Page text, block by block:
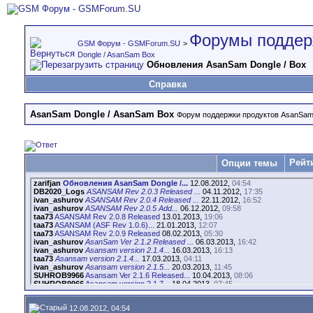
GSM Форум - GSMForum.SU > Форумы
Dongle / AsanSam Box
Обновления AsanSam Dongle / Box
Справка
AsanSam Dongle / AsanSam Box Форум поддержки продуктов
Опции темы
zarifjan Обновления AsanSam Dongle /... 12.08.2012, 04:54
DB2020_Logs ASANSAM Rev 2.0.3 Released ... 04.11.2012, 17:35
ivan_ashurov ASANSAM Rev 2.0.4 Released ... 22.11.2012, 16:52
ivan_ashurov ASANSAM Rev 2.0.5 Add... 06.12.2012, 09:58
taa73ASANSAM Rev 2.0.8 Released 13.01.2013, 19:06
taa73ASANSAM (ASF Rev 1.0.6)... 21.01.2013, 12:07
taa73ASANSAM Rev 2.0.9 Released 08.02.2013, 05:30
ivan_ashurov AsanSam Ver 2.1.2 Released ... 06.03.2013, 16:42
ivan_ashurov Asansam version 2.1.4... 16.03.2013, 16:13
taa73 Asansam version 2.1.4... 17.03.2013, 04:11
ivan_ashurov Asansam version 2.1.5... 20.03.2013, 11:45
SUHROB9966Asansam Ver 2.1.6 Released... 10.04.2013, 08:06
SUHROB9966 Asansam version 2.1.7... 18.04.2013, 07:45
vito8 Asansam Version 2.2.2...02.06.2013,18:31
DevastatorASANSAM Rev 2.2.4
12.08.2012, 04:54